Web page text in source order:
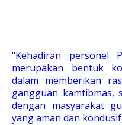
"Kehadiran personel
merupakan bentuk
dalam memberikan
gangguan kamtibmas,
dengan masyarakat
yang aman dan